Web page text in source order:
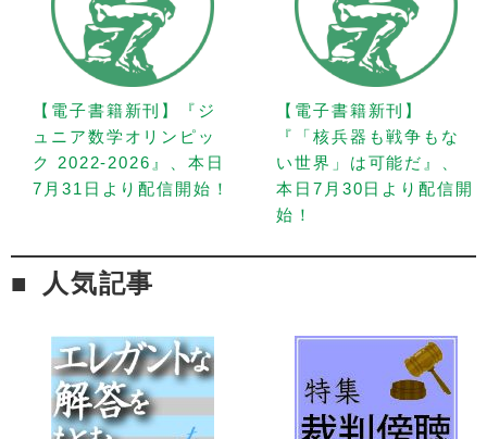
【電子書籍新刊】『ジ
ュニア数学オリンピッ
ク 2022-2026』、本日
7月31日より配信開始！
【電子書籍新刊】
『「核兵器も戦争もな
い世界」は可能だ』、
本日7月30日より配信開
始！
人気記事